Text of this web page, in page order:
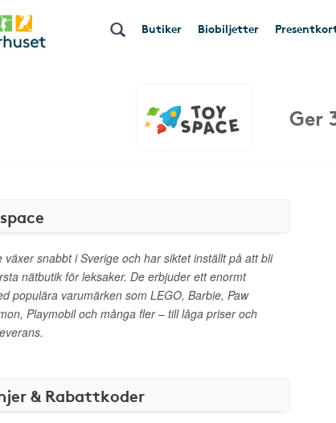
Butiker Biobiljetter
Ger
växer snabbt i Sverige och har siktet inställt på att bli
nätbutik för leksaker. De erbjuder ett enormt
populära varumärken som LEGO, Barbie, Paw
Playmobil och många fler – till låga priser och
& Rabattkoder